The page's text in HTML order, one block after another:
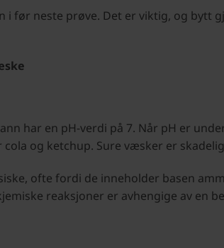
i før neste prøve. Det er viktig, og bytt
har en pH-verdi på 7. Når pH er
og ketchup. Sure væsker er
ofte fordi de inneholder basen
reaksjoner er avhengige av en